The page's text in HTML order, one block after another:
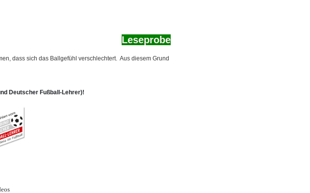
Leseprobe
dass sich das Ballgefühl verschlechtert.  Aus diesem Grund haben wir in der aktuellen Trainingseinheit der
Deutscher Fußball-Lehrer)!